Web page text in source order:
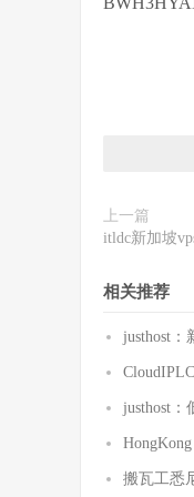
上一篇
itldc新加坡
相关推荐
justhost
justhost
搬瓦工悉